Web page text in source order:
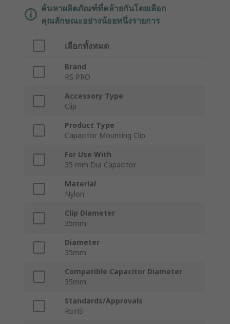
ค้นหาผลิตภัณฑ์ที่คล้ายกันโดยเลือก
คุณลักษณะอย่างน้อยหนึ่งรายการ
เลือกทั้งหมด
Brand
RS PRO
Accessory Type
Clip
Product Type
Capacitor Mounting Clip
For Use With
35 mm Dia Capacitor
Material
Nylon
Clip Diameter
35mm
Diameter
35mm
Compatible Capacitor Diameter
35mm
Standards/Approvals
RoHS